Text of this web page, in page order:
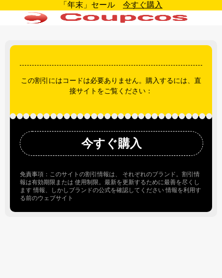
「年末」セール 今すぐ購入
この割引にはコードは必要ありません。購入するには、直
接サイトをご覧ください：
今すぐ購入
免責事項：このサイトの割引情報は、 それぞれのブランド。割引情
報は有効期限または 使用制限。最新を更新するために最善を尽くし
ます 情報、しかしブランドの公式を確認してください 情報を利用す
る前のウェブサイト